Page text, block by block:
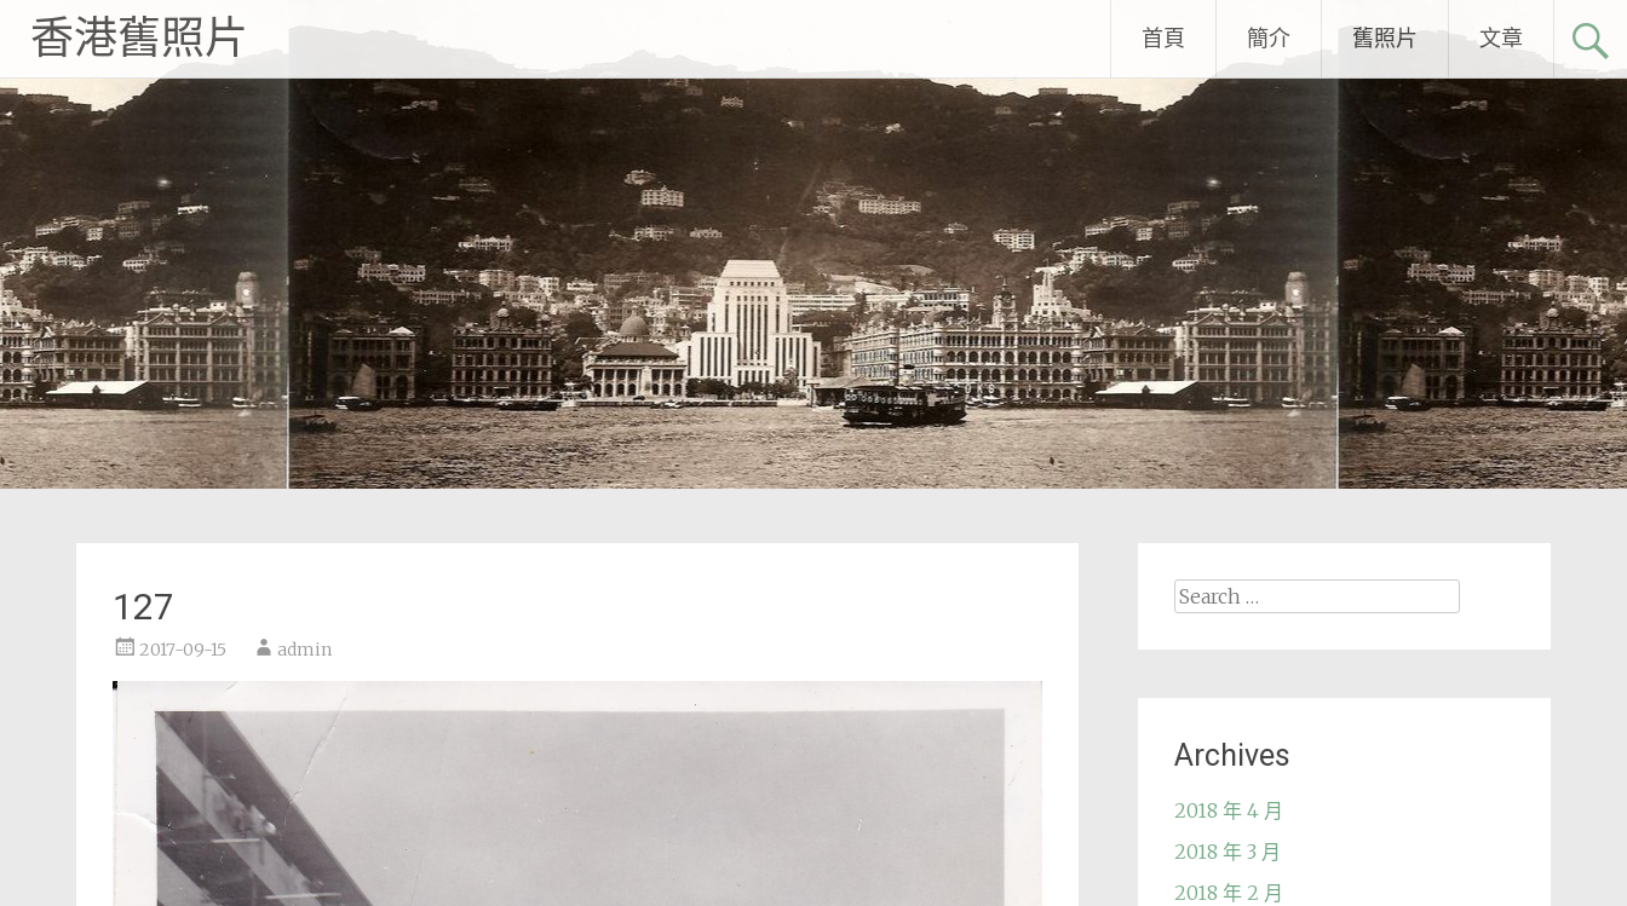
Skip
content
香港舊照片 首頁 簡介 舊照片 文章
127
2017-09-15 admin
Search
Archives
2018 年 4 月
2018 年 3 月
2018 年 2 月